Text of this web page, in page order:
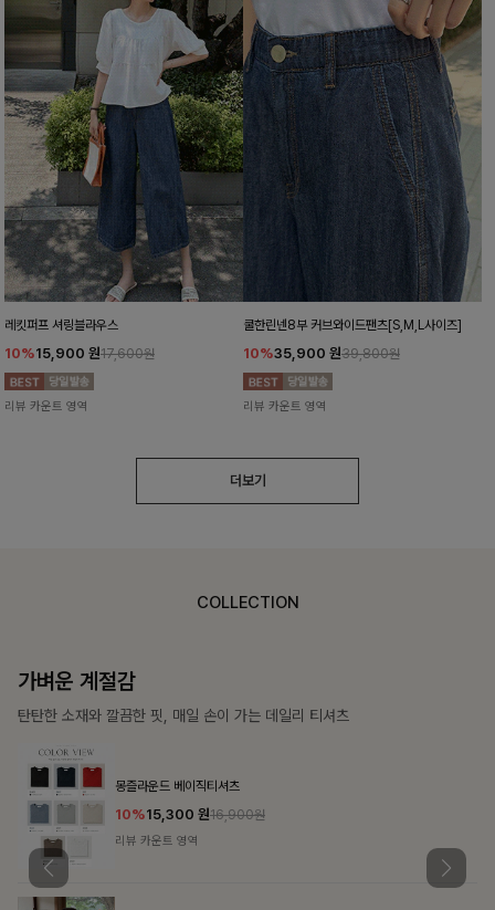
레킷퍼프 셔링블라우스
10%15,900 원17,600원
리뷰 카운트 영역
쿨한린넨8부 커브와이드팬츠[S,M,L사이즈]
10%35,900 원39,800원
리뷰 카운트 영역
더보기
COLLECTION
가장 쉬운 코디
특별한 날부터 일상까지 함께하는 룩